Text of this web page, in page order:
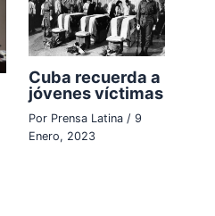
Cuba recuerda a
jóvenes víctimas
Por Prensa Latina / 9
Enero, 2023